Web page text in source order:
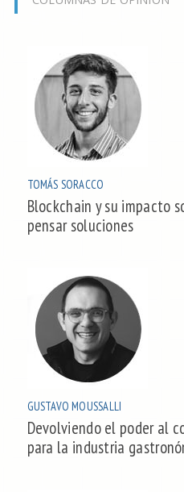
TOMÁS SORACCO
Blockchain y su impacto
pensar soluciones
GUSTAVO MOUSSALLI
Devolviendo el poder al
para la industria